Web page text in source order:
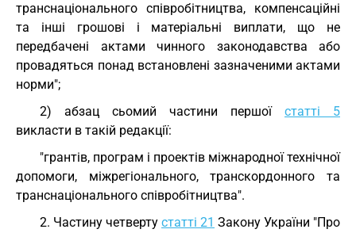
транснаціонального співробітництва, компенсаційні
та інші грошові і матеріальні виплати, що не
передбачені актами чинного законодавства або
провадяться понад встановлені зазначеними актами
норми";
2) абзац сьомий частини першої статті 5
викласти в такій редакції:
"грантів, програм і проектів міжнародної технічної
допомоги, міжрегіонального, транскордонного та
транснаціонального співробітництва".
2. Частину четверту статті 21 Закону України "Про